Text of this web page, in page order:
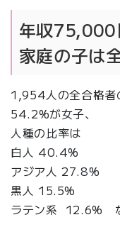
年収75,000
家庭の子は
1,954人の全合格者
54.2%が女子、
人種の比率は
白人 40.4%
アジア人 27.8%
黒人 15.5%
ラテン系 12.6% な